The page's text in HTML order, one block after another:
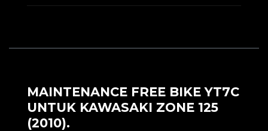
MAINTENANCE FREE BIKE YT7C
UNTUK KAWASAKI ZONE 125
(2010).